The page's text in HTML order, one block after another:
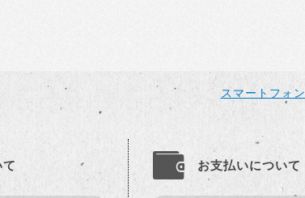
スマートフォン
お支払いについて